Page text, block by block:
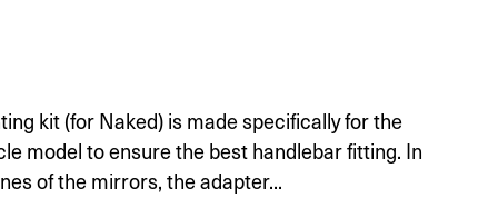
kit (for Naked) is made specifically for the
model to ensure the best handlebar fitting. In
of the mirrors, the adapter...